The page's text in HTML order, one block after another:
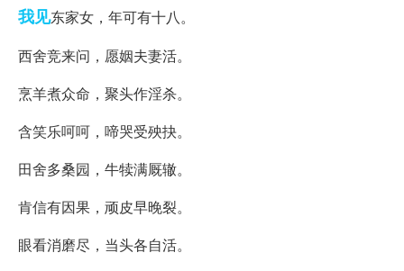
我见东家女，年可有十八。
西舍竞来问，愿姻夫妻活。
烹羊煮众命，聚头作淫杀。
含笑乐呵呵，啼哭受殃抉。
田舍多桑园，牛犊满厩辙。
肯信有因果，顽皮早晚裂。
眼看消磨尽，当头各自活。